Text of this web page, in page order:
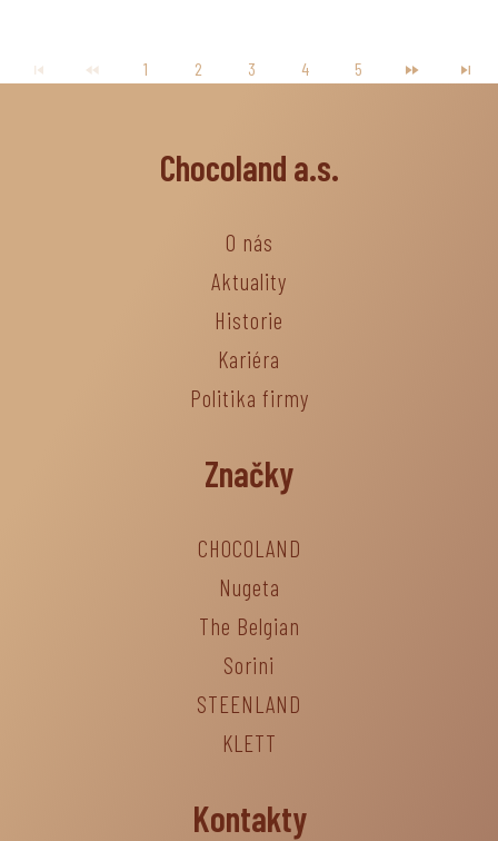
1 2 3 4 5
Chocoland a.s.
O nás
Aktuality
Historie
Kariéra
Politika firmy
Značky
CHOCOLAND
Nugeta
The Belgian
Sorini
STEENLAND
KLETT
Kontakty